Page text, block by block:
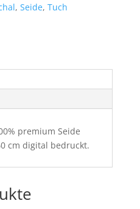
, Seide, Tuch
premium Seide
cm digital bedruckt.